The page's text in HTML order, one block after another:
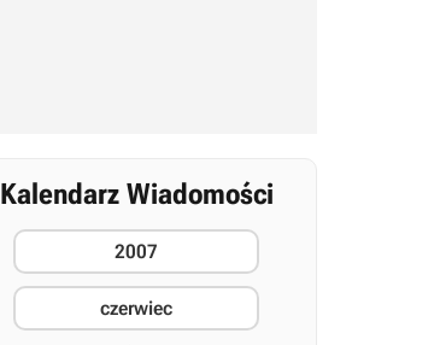
Kalendarz Wiadomości
2007
czerwiec